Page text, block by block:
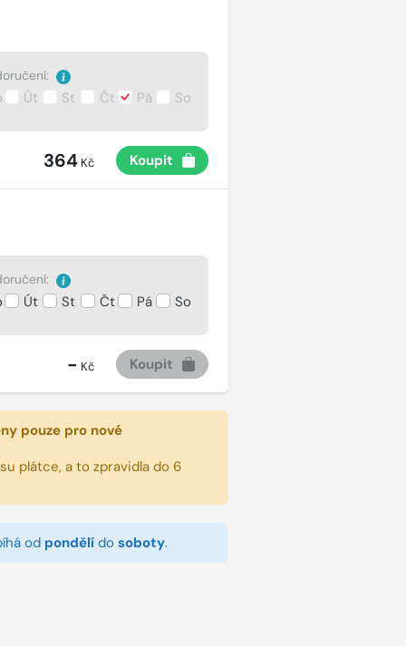
Út St Čt Pá So
364Kč Koupit
Út St Čt Pá So
- Kč Koupit
pouze pro nové
plátce, a to zpravidla do 6
od pondělído soboty.